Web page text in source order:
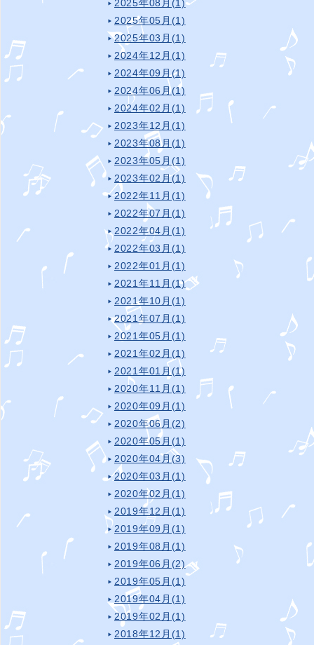
2025年08月(1)
2025年05月(1)
2025年03月(1)
2024年12月(1)
2024年09月(1)
2024年06月(1)
2024年02月(1)
2023年12月(1)
2023年08月(1)
2023年05月(1)
2023年02月(1)
2022年11月(1)
2022年07月(1)
2022年04月(1)
2022年03月(1)
2022年01月(1)
2021年11月(1)
2021年10月(1)
2021年07月(1)
2021年05月(1)
2021年02月(1)
2021年01月(1)
2020年11月(1)
2020年09月(1)
2020年06月(2)
2020年05月(1)
2020年04月(3)
2020年03月(1)
2020年02月(1)
2019年12月(1)
2019年09月(1)
2019年08月(1)
2019年06月(2)
2019年05月(1)
2019年04月(1)
2019年02月(1)
2018年12月(1)